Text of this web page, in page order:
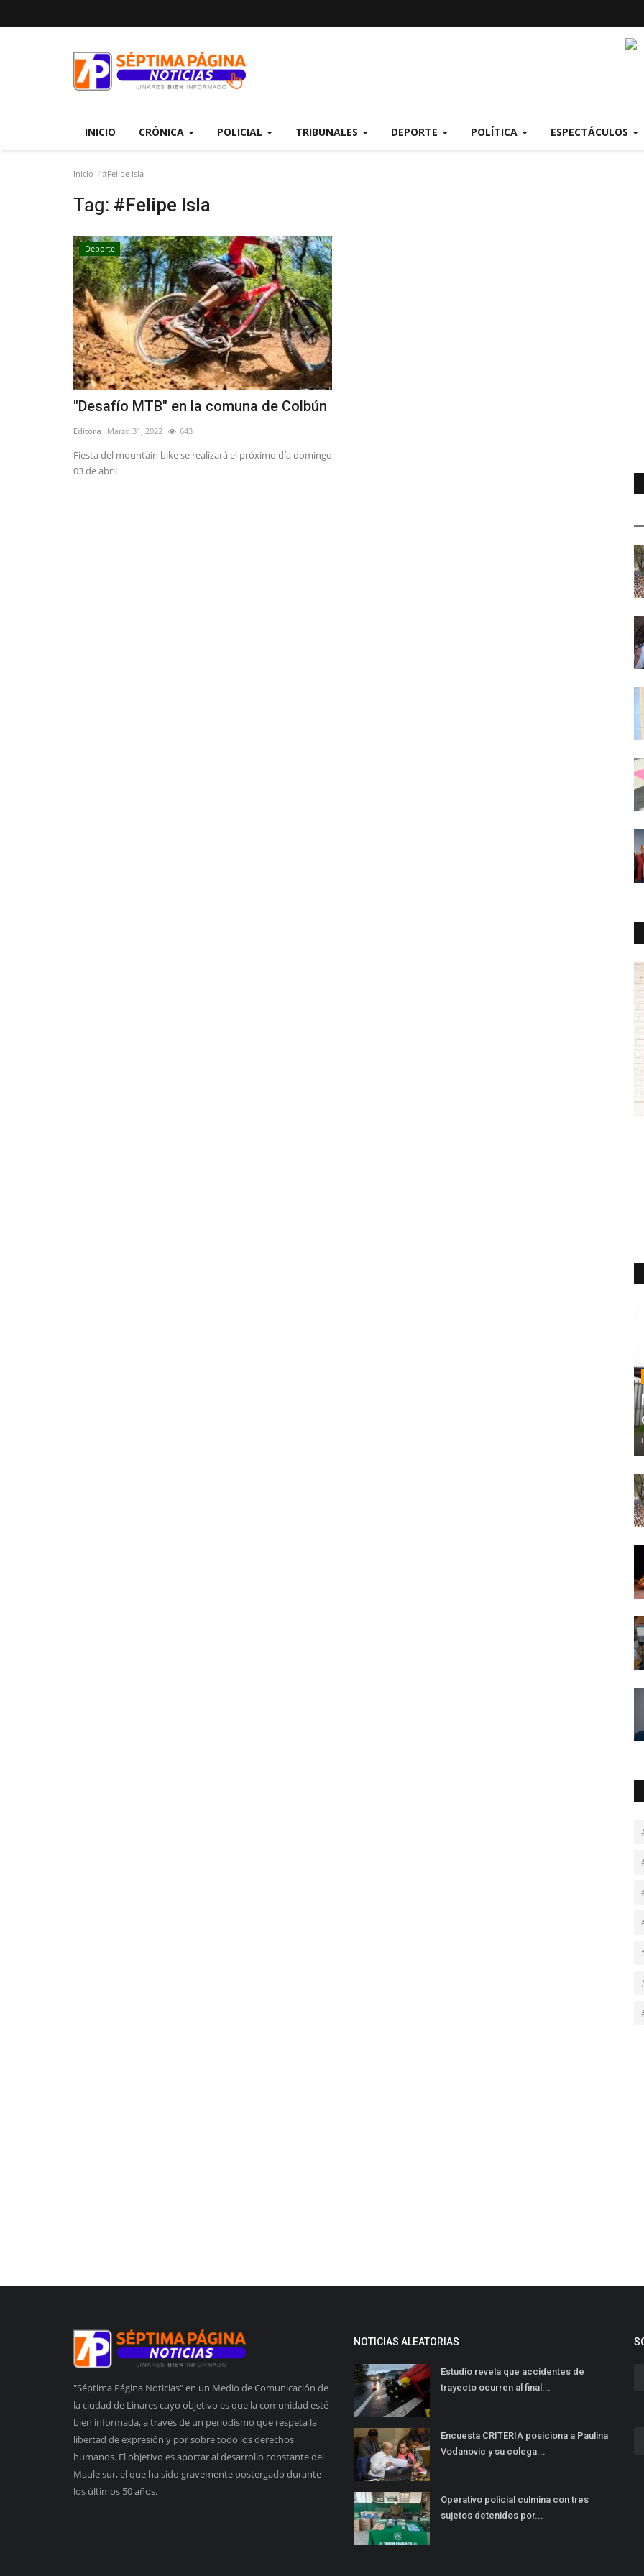
INICIO CRÓNICA POLICIAL TRIBUNALES DEPORTE POLÍTICA ESPECTÁCULOS
Inicio #Felipe Isla
Tag: #Felipe Isla
Deporte
"Desafío MTB" en la comuna de Colbún
Editora Marzo 31, 2022 643
Fiesta del mountain bike se realizará el próximo día domingo
03 de abril
"Séptima Página Noticias" en un Medio de Comunicación de
la ciudad de Linares cuyo objetivo es que la comunidad esté
bien informada, a través de un periodismo que respeta la
libertad de expresión y por sobre todo los derechos
humanos. El objetivo es aportar al desarrollo constante del
Maule sur, el que ha sido gravemente postergado durante
los últimos 50 años.
NOTICIAS ALEATORIAS
Estudio revela que accidentes de
trayecto ocurren al final...
Encuesta CRITERIA posiciona a Paulina
Vodanovic y su colega...
Operativo policial culmina con tres
sujetos detenidos por...